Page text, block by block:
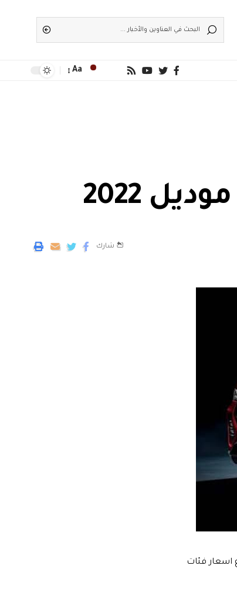
Aa
شارك
اسعار فئات